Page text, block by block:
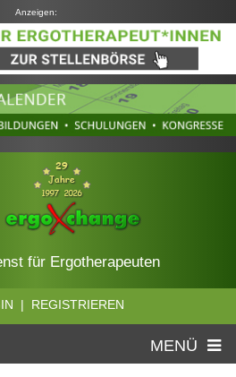
Anzeigen:
für Ergotherapeuten
| REGISTRIEREN
MENÜ